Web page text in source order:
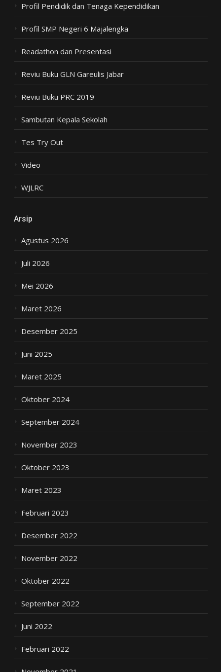
Profil Pendidik dan Tenaga Kependidikan
Profil SMP Negeri 6 Majalengka
Readathon dan Presentasi
Reviu Buku GLN Gareulis Jabar
Reviu Buku PRC 2019
Sambutan Kepala Sekolah
Tes Try Out
Video
WJLRC
Arsip
Agustus 2026
Juli 2026
Mei 2026
Maret 2026
Desember 2025
Juni 2025
Maret 2025
Oktober 2024
September 2024
November 2023
Oktober 2023
Maret 2023
Februari 2023
Desember 2022
November 2022
Oktober 2022
September 2022
Juni 2022
Februari 2022